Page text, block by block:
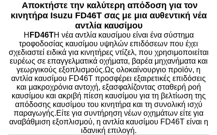
Αποκτήστε την καλύτερη απόδοση για τον
κινητήρα Isuzu FD46T σας με μια αυθεντική νέα
αντλία καυσίμου
Η FD46TΗ νέα αντλία καυσίμου είναι ένα σύστημα
τροφοδοσίας καυσίμου υψηλών επιδόσεων που έχει
σχεδιαστεί ειδικά για κινητήρες ντίζελ, που χρησιμοποιείται
ευρέως σε επαγγελματικά οχήματα, βαρέα μηχανήματα και
γεωργικούς εξοπλισμούς.Ως ολοκαίνουργιο προϊόν, η
αντλία καυσίμου FD46T προσφέρει εξαιρετικές επιδόσεις
και μακροχρόνια αντοχή, εξασφαλίζοντας σταθερή ροή
καυσίμου και ακριβή πίεση καυσίμου για τη βελτίωση της
απόδοσης καυσίμου του κινητήρα και τη συνολική ισχύ
παραγωγής.Είτε για συντήρηση νέων οχημάτων είτε για
αναβάθμιση εξοπλισμού, η αντλία καυσίμου FD46T είναι η
ιδανική επιλογή.